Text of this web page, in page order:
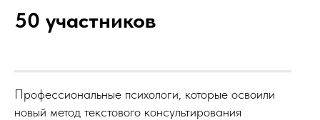
50 участников
Профессиональные психологи, которые освоили
новый метод текстового консультирования